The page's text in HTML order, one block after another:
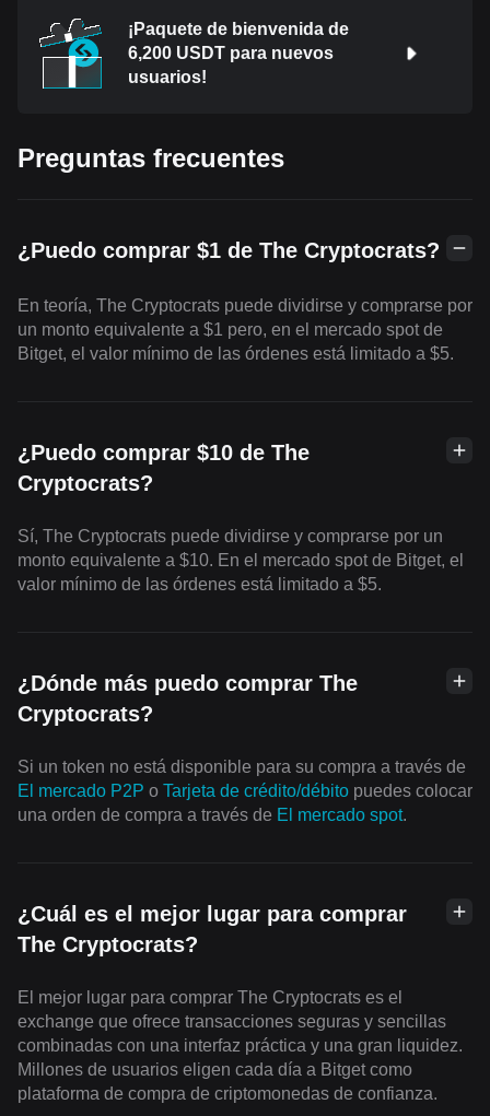
¡Paquete de bienvenida de
6,200 USDT para nuevos
usuarios!
Preguntas frecuentes
¿Puedo comprar $1 de The Cryptocrats?
En teoría, The Cryptocrats puede dividirse y comprarse por
un monto equivalente a $1 pero, en el mercado spot de
Bitget, el valor mínimo de las órdenes está limitado a $5.
¿Puedo comprar $10 de The
Cryptocrats?
Sí, The Cryptocrats puede dividirse y comprarse por un
monto equivalente a $10. En el mercado spot de Bitget, el
valor mínimo de las órdenes está limitado a $5.
¿Dónde más puedo comprar The
Cryptocrats?
Si un token no está disponible para su compra a través de
El mercado P2P o Tarjeta de crédito/débito puedes colocar
una orden de compra a través de El mercado spot.
¿Cuál es el mejor lugar para comprar
The Cryptocrats?
El mejor lugar para comprar The Cryptocrats es el
exchange que ofrece transacciones seguras y sencillas
combinadas con una interfaz práctica y una gran liquidez.
Millones de usuarios eligen cada día a Bitget como
plataforma de compra de criptomonedas de confianza.